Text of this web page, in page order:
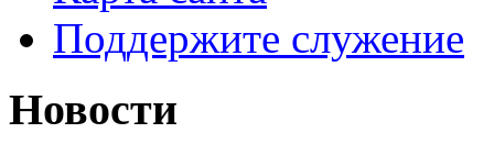
Поддержите служение
Новости